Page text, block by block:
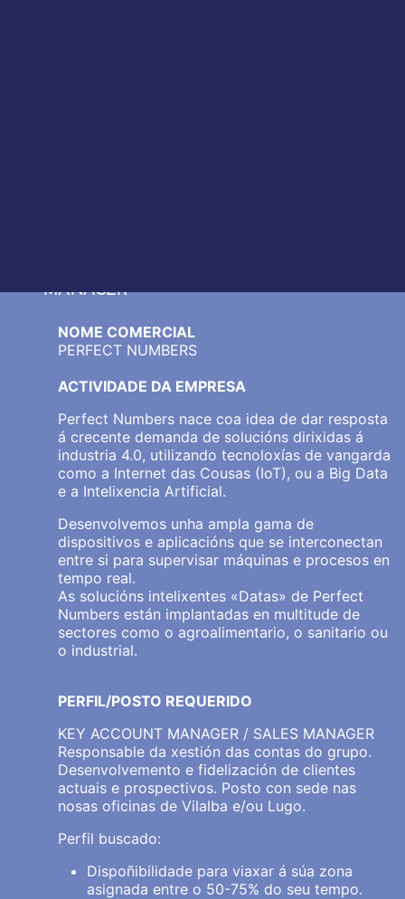
MANAGER
NOME COMERCIAL
PERFECT NUMBERS
ACTIVIDADE DA EMPRESA
Perfect Numbers nace coa idea de dar resposta
á crecente demanda de solucións dirixidas á
industria 4.0, utilizando tecnoloxías de vangarda
como a Internet das Cousas (IoT), ou a Big Data
e a Intelixencia Artificial.
Desenvolvemos unha ampla gama de
dispositivos e aplicacións que se interconectan
entre si para supervisar máquinas e procesos en
tempo real.
As solucións intelixentes «Datas» de Perfect
Numbers están implantadas en multitude de
sectores como o agroalimentario, o sanitario ou
o industrial.
PERFIL/POSTO REQUERIDO
KEY ACCOUNT MANAGER / SALES MANAGER
Responsable da xestión das contas do grupo.
Desenvolvemento e fidelización de clientes
actuais e prospectivos. Posto con sede nas
nosas oficinas de Vilalba e/ou Lugo.
Perfil buscado:
Dispoñibilidade para viaxar á súa zona
asignada entre o 50-75% do seu tempo.